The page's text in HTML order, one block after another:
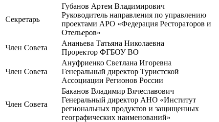
Секретарь
Губанов Артем Владимирович
Руководитель направления по управлению
проектами АРО «Федерация Рестораторов и
Отельеров»
Член Совета
Ананьева Татьяна Николаевна
Проректор ФГБОУ ВО
Член Совета
Ануфриенко Светлана Игоревна
Генеральный директор Туристской
Ассоциации Регионов России
Член Совета
Баканов Владимир Вячеславович
Генеральный директор АНО «Институт
региональных продуктов и защищенных
географических наименований»